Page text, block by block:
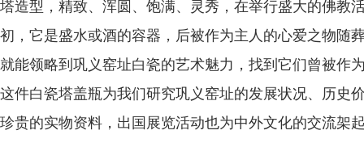
塔造型，精致、浑圆、饱满、灵秀，在举行盛大的佛教
初，它是盛水或酒的容器，后被作为主人的心爱之物随
就能领略到巩义窑址白瓷的艺术魅力，找到它们曾被作
这件白瓷塔盖瓶为我们研究巩义窑址的发展状况、历史
珍贵的实物资料，出国展览活动也为中外文化的交流架